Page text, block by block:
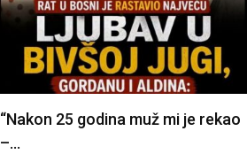
“Nakon 25 godina muž mi je rekao
–…